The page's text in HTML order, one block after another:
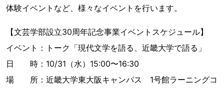
体験イベントなど、様々なイベントを行います。
【文芸学部設立30周年記念事業イベントスケジュール】
イベント：トーク「現代文学を語る、近畿大学で語る」
日 時：10/31（水）15:00〜16:30
場 所：近畿大学東大阪キャンパス 1号館ラーニングコ